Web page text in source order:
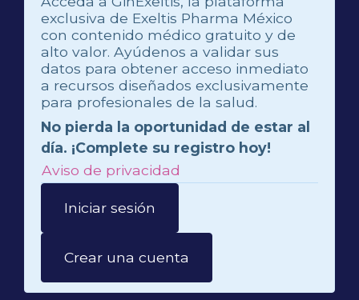
exclusiva de Exeltis Pharma México
con contenido médico gratuito y de
alto valor. Ayúdenos a validar sus
datos para obtener acceso inmediato
a recursos diseñados exclusivamente
para profesionales de la salud.
No pierda la oportunidad de estar al
día. ¡Complete su registro hoy!
Aviso de privacidad
Iniciar sesión
Crear una cuenta